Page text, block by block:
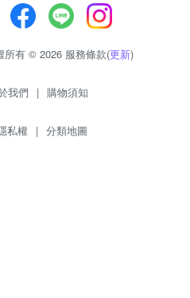
所有 © 2026 服務條款(更新)
我們 | 購物須知
私權 | 分類地圖